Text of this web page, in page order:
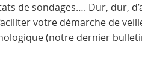
de sondages…. Dur, dur,
votre démarche de
(notre dernier